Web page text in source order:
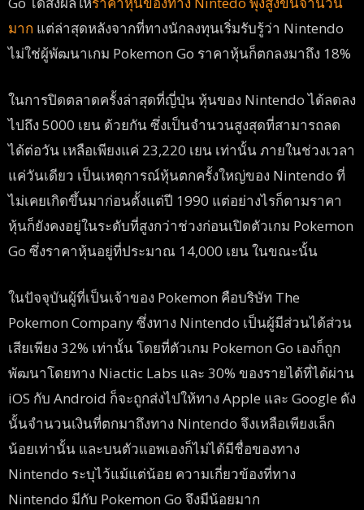
มาก แต่ล่าสุดหลังจากที่ทางนักลงทุนเริ่มรับรู้ว่า Nintendo
ไม่ใช่ผู้พัฒนาเกม Pokemon Go ราคาหุ้นก็ตกลงมาถึง 18%
ในการปิดตลาดครั้งล่าสุดที่ญี่ปุ่น หุ้นของ Nintendo ได้ลดลง
ไปถึง 5000 เยน ด้วยกัน ซึ่งเป็นจำนวนสูงสุดที่สามารถลด
ได้ต่อวัน เหลือเพียงแค่ 23,220 เยน เท่านั้น ภายในช่วงเวลา
แค่วันเดียว เป็นเหตุการณ์หุ้นตกครั้งใหญ่ของ Nintendo ที่
ไม่เคยเกิดขึ้นมาก่อนตั้งแต่ปี 1990 แต่อย่างไรก็ตามราคา
หุ้นก็ยังคงอยู่ในระดับที่สูงกว่าช่วงก่อนเปิดตัวเกม Pokemon
Go ซึ่งราคาหุ้นอยู่ที่ประมาณ 14,000 เยน ในขณะนั้น
ในปัจจุบันผู้ที่เป็นเจ้าของ Pokemon คือบริษัท The
Pokemon Company ซึ่งทาง Nintendo เป็นผู้มีส่วนได้ส่วน
เสียเพียง 32% เท่านั้น โดยที่ตัวเกม Pokemon Go เองก็ถูก
พัฒนาโดยทาง Niactic Labs และ 30% ของรายได้ที่ได้ผ่าน
iOS กับ Android ก็จะถูกส่งไปให้ทาง Apple และ Google ดัง
นั้นจำนวนเงินที่ตกมาถึงทาง Nintendo จึงเหลือเพียงเล็ก
น้อยเท่านั้น และบนตัวแอพเองก็ไม่ได้มีชื่อของทาง
Nintendo ระบุไว้แม้แต่น้อย ความเกี่ยวข้องที่ทาง
Nintendo มีกับ Pokemon Go จึงมีน้อยมาก